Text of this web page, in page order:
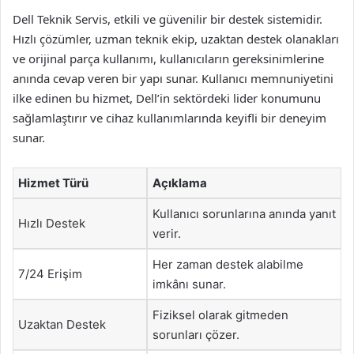
Dell Teknik Servis, etkili ve güvenilir bir destek sistemidir.
Hızlı çözümler, uzman teknik ekip, uzaktan destek olanakları
ve orijinal parça kullanımı, kullanıcıların gereksinimlerine
anında cevap veren bir yapı sunar. Kullanıcı memnuniyetini
ilke edinen bu hizmet, Dell’in sektördeki lider konumunu
sağlamlaştırır ve cihaz kullanımlarında keyifli bir deneyim
sunar.
Hizmet Türü Açıklama
Hızlı Destek
Kullanıcı sorunlarına anında yanıt
verir.
7/24 Erişim
Her zaman destek alabilme
imkânı sunar.
Uzaktan Destek
Fiziksel olarak gitmeden
sorunları çözer.